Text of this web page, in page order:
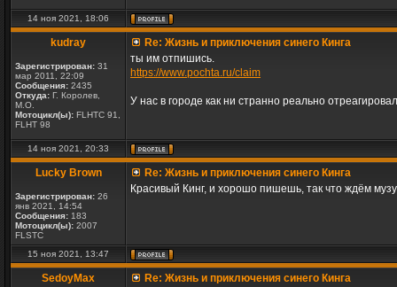
14 ноя 2021, 18:06
kudray
Зарегистрирован: 31
мар 2011, 22:09
Сообщения: 2435
Откуда: Г. Королев,
М.О.
Мотоцикл(ы): FLHTC 91,
FLHT 98
Re: Жизнь и приключения синего Кинга
ты им отпишись.
https://www.pochta.ru/claim
У нас в городе как ни странно реально
14 ноя 2021, 20:33
Lucky Brown
Зарегистрирован: 26
янв 2021, 14:54
Сообщения: 183
Мотоцикл(ы): 2007
FLSTC
Re: Жизнь и приключения синего Кинга
Красивый Кинг, и хорошо пишешь, так что ждём
15 ноя 2021, 13:47
SedoyMax
Re: Жизнь и приключения синего Кинга